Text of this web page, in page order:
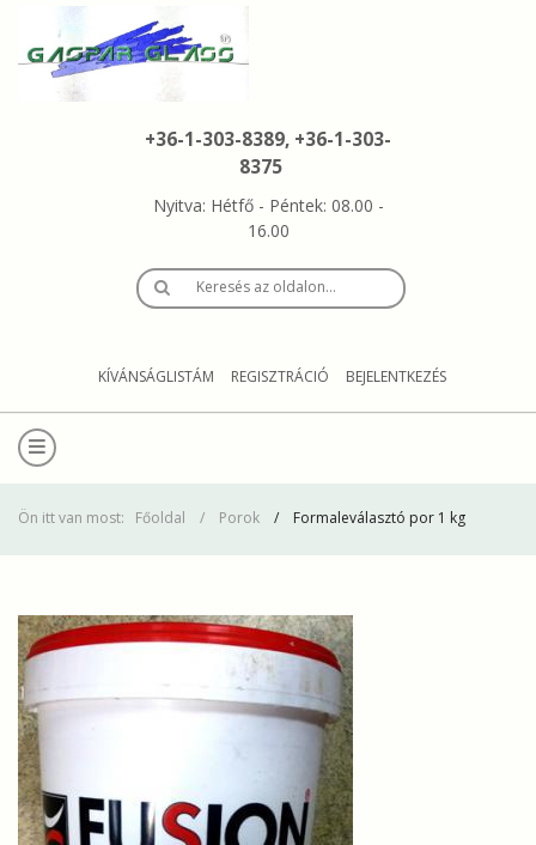
+36-1-303-8389, +36-1-303-
8375
Nyitva: Hétfő - Péntek: 08.00 -
16.00
Keresés az oldalon…
KÍVÁNSÁGLISTÁM REGISZTRÁCIÓ BEJELENTKEZÉS
Ön itt van most: Főoldal Porok Formaleválasztó por 1 kg